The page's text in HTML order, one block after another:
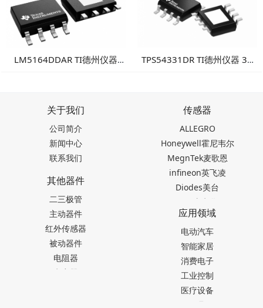
LM5164DDAR TI德州仪器
TPS54331DR TI德州仪器 3A
关于我们
公司简介
新闻中心
联系我们
传感器
ALLEGRO
Honeywell霍尼韦尔
MegnTek麦歌恩
infineon英飞凌
Diodes美台
TDK东电化
SEIKO精工
Akm旭化成
Melexis迈来芯
NICERA尼塞拉
TI德州仪器
台产松术songhall
其他器件
二三极管
主动器件
红外传感器
被动器件
电阻器
电容器
应用领域
电动汽车
智能家居
消费电子
工业控制
医疗设备